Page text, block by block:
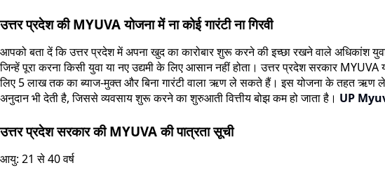
उत्तर प्रदेश की MYUVA योजना में ना कोई गारंटी ना गिरवी
आपको बता दें कि उत्तर प्रदेश में अपना खुद का कारोबार शुरू करने की इच्छा रखने वाले अधिकांश
जिन्हें पूरा करना किसी युवा या नए उद्यमी के लिए आसान नहीं होता। उत्तर प्रदेश सरकार
लिए 5 लाख तक का ब्याज-मुक्त और बिना गारंटी वाला ऋण ले सकते हैं। इस योजना के तहत ऋण लेने
अनुदान भी देती है, जिससे व्यवसाय शुरू करने का शुरुआती वित्तीय बोझ कम हो जाता है। UP
उत्तर प्रदेश सरकार की MYUVA की पात्रता सूची
आयु: 21 से 40 वर्ष